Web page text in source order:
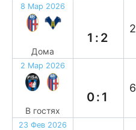
8 Мар 2026
Дома
1:2
2 Мар 2026
В гостях
0:1
23 Фев 2026